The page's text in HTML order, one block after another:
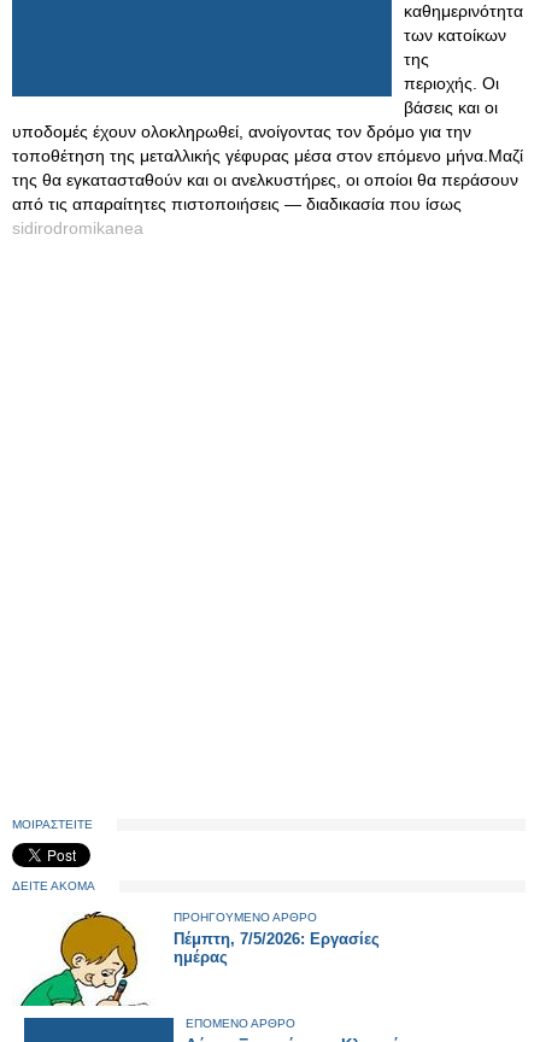
καθημερινότητα
των κατοίκων
της
περιοχής. Οι
βάσεις και οι
υποδομές έχουν ολοκληρωθεί, ανοίγοντας τον δρόμο για την
τοποθέτηση της μεταλλικής γέφυρας μέσα στον επόμενο μήνα.Μαζί
της θα εγκατασταθούν και οι ανελκυστήρες, οι οποίοι θα περάσουν
από τις απαραίτητες πιστοποιήσεις — διαδικασία που ίσως
sidirodromikanea
ΜΟΙΡΑΣΤΕΙΤΕ
ΔΕΙΤΕ ΑΚΟΜΑ
ΠΡΟΗΓΟΥΜΕΝΟ ΑΡΘΡΟ
Πέμπτη, 7/5/2026: Εργασίες
ημέρας
ΕΠΟΜΕΝΟ ΑΡΘΡΟ